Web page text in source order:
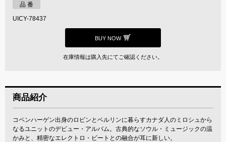
品 番
UICY-78437
BUY NOW
在庫情報は購入先にてご確認ください。
商品紹介
コペンハーゲン出身のロビンとベルリンに暮らすカナダ人のミロシュから
なるユニットのデビュー・アルバム。古典的なソウル・ミュージックの温
かみと、精密なエレクトロ・ビートとの融合が耳に新しい。